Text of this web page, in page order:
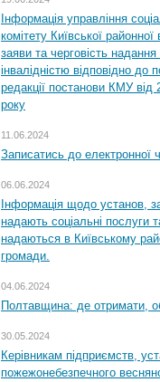
Інформація управління
комітету Київської
заяви та черговість надання
інвалідністю відповідно
редакції постанови КМУ
року
11.06.2024
Записатись до електронної
06.06.2024
Інформація щодо установ,
надають соціальні послуги
надаються в Київському
громади.
04.06.2024
Полтавщина: де отримати,
30.05.2024
Керівникам підприємств,
пожежонебезпечного